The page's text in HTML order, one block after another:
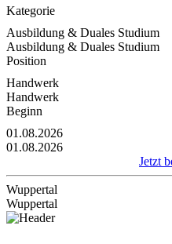
Kategorie
Ausbildung & Duales Studium
Ausbildung & Duales Studium
Position
Handwerk
Handwerk
Beginn
01.08.2026
01.08.2026
Jetzt
Wuppertal
Wuppertal